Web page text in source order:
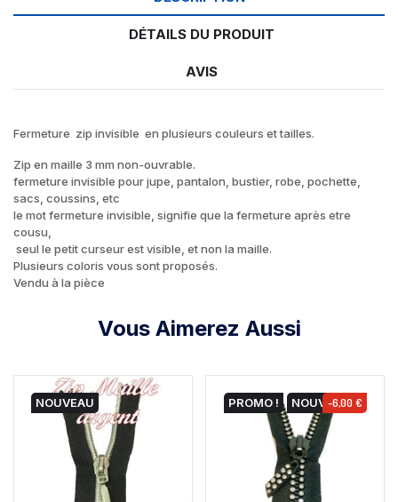
DÉTAILS DU PRODUIT
AVIS
Fermeture zip invisible en plusieurs couleurs et tailles.
Zip en maille 3 mm non-ouvrable.
fermeture invisible pour jupe, pantalon, bustier, robe, pochette,
sacs, coussins, etc
le mot fermeture invisible, signifie que la fermeture après etre
cousu,
seul le petit curseur est visible, et non la maille.
Plusieurs coloris vous sont proposés.
Vendu à la pièce
Vous Aimerez Aussi
NOUVEAU PROMO ! NOUVEAU
-6,00 €